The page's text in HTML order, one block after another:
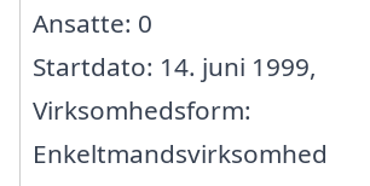
Ansatte: 0
Startdato: 14. juni 1999,
Virksomhedsform:
Enkeltmandsvirksomhed